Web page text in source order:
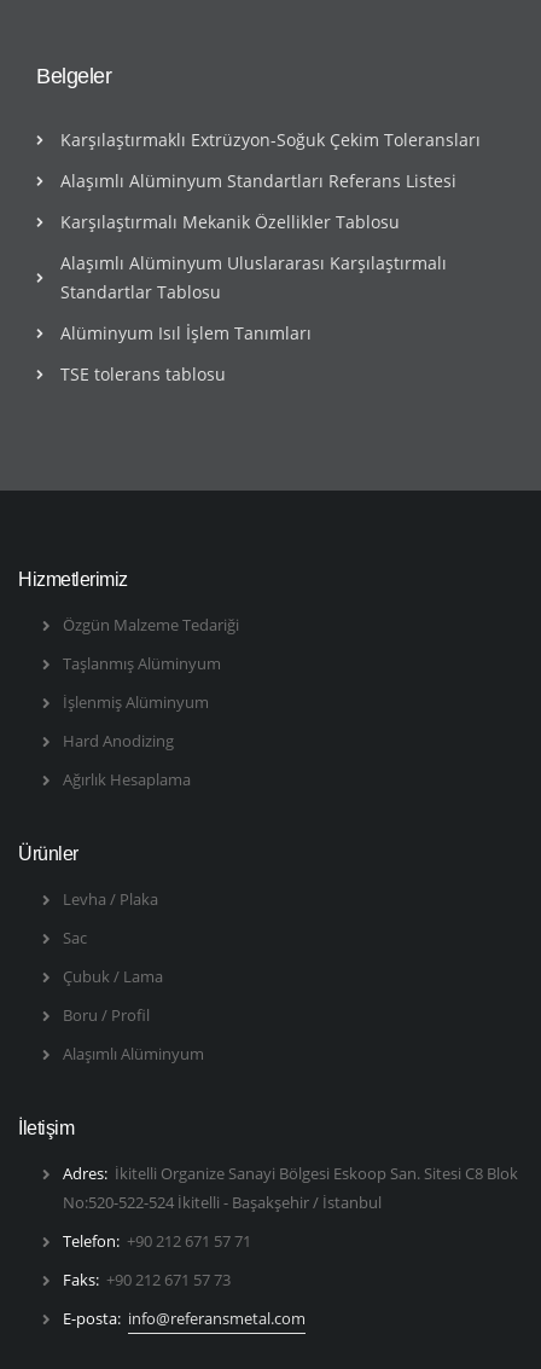
Belgeler
Karşılaştırmaklı Extrüzyon-Soğuk Çekim Toleransları
Alaşımlı Alüminyum Standartları Referans Listesi
Karşılaştırmalı Mekanik Özellikler Tablosu
Alaşımlı Alüminyum Uluslararası Karşılaştırmalı
Standartlar Tablosu
Alüminyum Isıl İşlem Tanımları
TSE tolerans tablosu
Hizmetlerimiz
Özgün Malzeme Tedariği
Taşlanmış Alüminyum
İşlenmiş Alüminyum
Hard Anodizing
Ağırlık Hesaplama
Ürünler
Levha / Plaka
Sac
Çubuk / Lama
Boru / Profil
Alaşımlı Alüminyum
İletişim
Adres: İkitelli Organize Sanayi Bölgesi Eskoop San. Sitesi C8 Blok
No:520-522-524 İkitelli - Başakşehir / İstanbul
Telefon: +90 212 671 57 71
Faks: +90 212 671 57 73
E-posta: info@referansmetal.com